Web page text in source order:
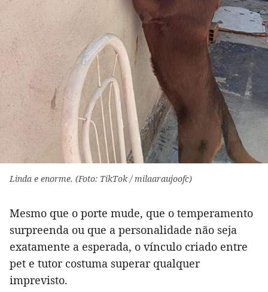
Linda e enorme. (Foto: TikTok / milaaraujoofc)
Mesmo que o porte mude, que o temperamento
surpreenda ou que a personalidade não seja
exatamente a esperada, o vínculo criado entre
pet e tutor costuma superar qualquer
imprevisto.